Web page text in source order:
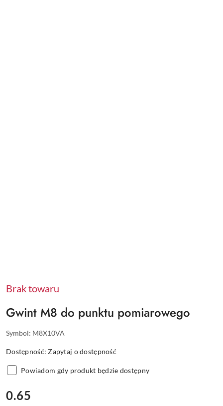
Brak towaru
Gwint M8 do punktu pomiarowego
Symbol: M8X10VA
Dostępność:Zapytaj o dostępność
Powiadom gdy produkt będzie dostępny
cena:
0.65